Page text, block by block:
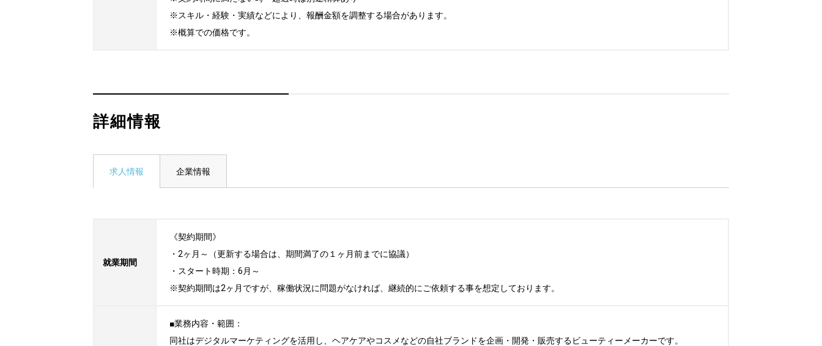
※スキル・経験・実績などにより、報酬金額を調整する場合があります。
※概算での価格です。
詳細情報
求人情報 企業情報
就業期間
《契約期間》
・2ヶ月～（更新する場合は、期間満了の１ヶ月前までに協議）
・スタート時期：6月～
※契約期間は2ヶ月ですが、稼働状況に問題がなければ、継続的にご依頼する事を想定しております。
■業務内容・範囲：
同社はデジタルマーケティングを活用し、ヘアケアやコスメなどの自社ブランドを企画・開発・販売するビューティーメーカーです。